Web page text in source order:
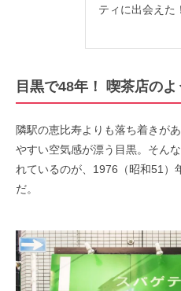
ティに出会えた
目黒で48年！ 喫茶店の
隣駅の恵比寿よりも落ち着きが
やすい空気感が漂う目黒。そん
れているのが、1976（昭和51）
だ。